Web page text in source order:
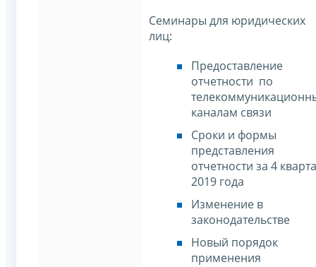
Семинары для юридических
лиц:
Предоставление
отчетности по
каналам связи
Сроки и формы
представления
отчетности за 4
2019 года
Изменение в
законодательстве
Новый порядок
применения